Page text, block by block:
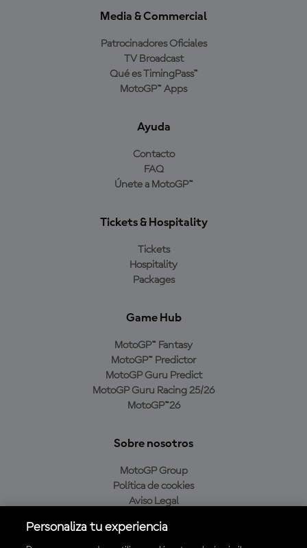
Media & Commercial
Patrocinadores Oficiales
TV Broadcast
Qué es TimingPass™
MotoGP™ Apps
Ayuda
Contacto
FAQ
Únete a MotoGP™
Tickets & Hospitality
Tickets
Hospitality
Packages
Game Hub
MotoGP™ Fantasy
MotoGP™ Predictor
MotoGP Guru Predict
MotoGP Guru Racing 25/26
MotoGP™26
Sobre nosotros
MotoGP Group
Política de cookies
Aviso Legal
Política de compra
Personaliza tu experiencia